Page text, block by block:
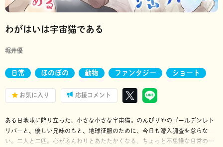
わがはいは宇宙猫である
堀井優
日常 ほのぼの 動物 ファンタジー ショート
お気に入り 応援コメント
ある日地球に降り立った、小さな小さな宇宙猫。のんびりやのゴールデンレト
リバーと、優しい兄妹のもと、地球征服のために、今日も潜入調査を怠らな
い。二人と二匹。心がふんわりとあたたかくなる、ちょっと不思議な日常の物